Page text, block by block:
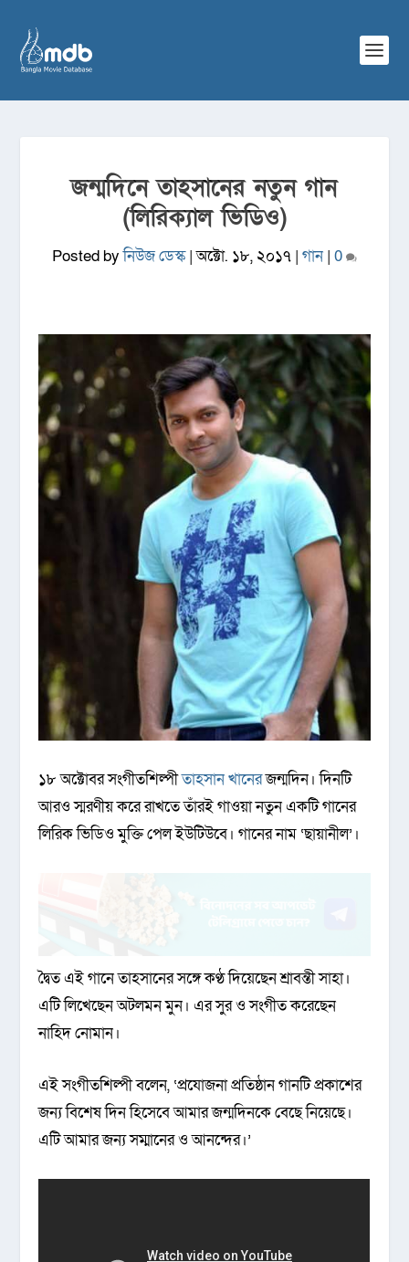
জন্মদিনে তাহসানের নতুন গান
(লিরিক্যাল ভিডিও)
Posted byনিউজ ডেস্ক|অক্টো. ১৮, ২০১৭ | গান| 0
১৮ অক্টোবর সংগীতশিল্পীতাহসান খানেরজন্মদিন। দিনটি
আরও স্মরণীয় করে রাখতে তাঁরই গাওয়া নতুন একটি গানের
লিরিক ভিডিও মুক্তি পেল ইউটিউবে। গানের নাম ‘ছায়ানীল’।
দ্বৈত এই গানে তাহসানের সঙ্গে কণ্ঠ দিয়েছেন শ্রাবন্তী সাহা।
এটি লিখেছেন অটলমন মুন। এর সুর ও সংগীত করেছেন
নাহিদ নোমান।
এই সংগীতশিল্পী বলেন, ‘প্রযোজনা প্রতিষ্ঠান গানটি প্রকাশের
জন্য বিশেষ দিন হিসেবে আমার জন্মদিনকে বেছে নিয়েছে।
এটি আমার জন্য সম্মানের ও আনন্দের।’